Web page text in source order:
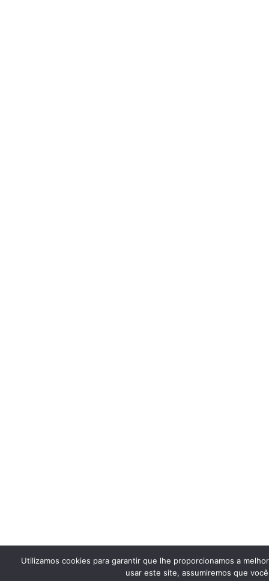
Utilizamos cookies para garantir que lhe proporcionamos a
usar este site, assumiremos que